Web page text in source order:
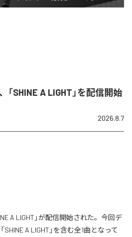
「SHINE A LIGHT」を配信開始
2026.8.7
A LIGHT」が配信開始された。今回デ
A LIGHT」を含む全1曲となって